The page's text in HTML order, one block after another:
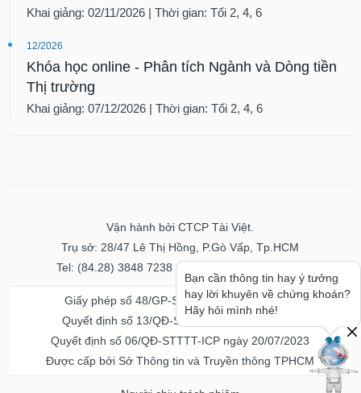
Khai giảng: 02/11/2026 | Thời gian: Tối 2, 4, 6
12/2026
Khóa học online - Phân tích Ngành và Dòng tiền
Thị trường
Khai giảng: 07/12/2026 | Thời gian: Tối 2, 4, 6
Vận hành bởi CTCP Tài Việt.
Trụ sở: 28/47 Lê Thị Hồng, P.Gò Vấp, Tp.HCM
Tel: (84.28) 3848 7238 - Fax: (84.28) 3848 7237
Giấy phép số 48/GP-STTTT ngày 04/11/2016
Quyết định số 13/QĐ-STTTT ngày 02/11/2017
Quyết định số 06/QĐ-STTTT-ICP ngày 20/07/2023
Được cấp bởi Sở Thông tin và Truyền thông TPHCM
Bạn cần thông tin hay ý tưởng
hay lời khuyên về chứng khoán?
Hãy hỏi mình nhé!